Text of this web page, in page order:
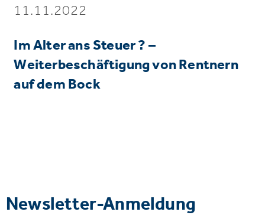
11.11.2022
Im Alter ans Steuer ? –
Weiterbeschäftigung von Rentnern
auf dem Bock
Newsletter-Anmeldung